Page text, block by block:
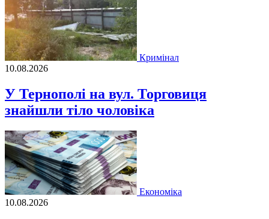
Кримінал
10.08.2026
У Тернополі на вул. Торговиця
знайшли тіло чоловіка
Економіка
10.08.2026